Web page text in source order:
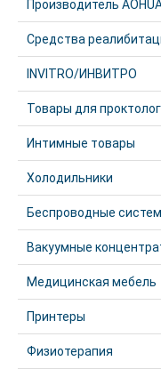
Производитель
Средства
INVITRO/ИНВИТРО
Товары для
Интимные товары
Холодильники
Беспроводные
Вакуумные
Медицинская мебель
Принтеры
Физиотерапия